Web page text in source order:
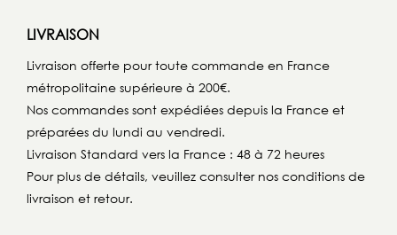
LIVRAISON
Livraison offerte pour toute commande en France
métropolitaine supérieure à 200€.
Nos commandes sont expédiées depuis la France et
préparées du lundi au vendredi.
Livraison Standard vers la France : 48 à 72 heures
Pour plus de détails, veuillez consulter nos conditions de
livraison et retour.